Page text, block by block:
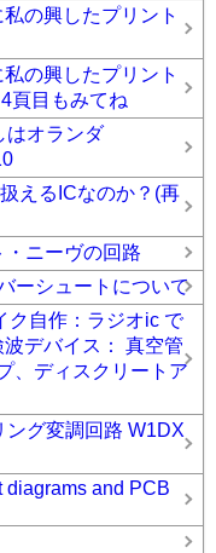
の興したプリント
の興したプリント
頁目もみてね
はオランダ
えるICなのか？(再
ニーヴの回路
ーシュートについて
ク自作：ラジオic で
デバイス： 真空管
、ディスクリートア
グ変調回路 W1DX
and PCB